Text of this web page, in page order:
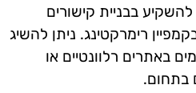
בבניית קישורים
רימרקטינג. ניתן להשיג
באתרים רלוונטיים או
בתחום.